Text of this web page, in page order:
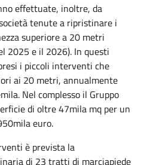
effettuate, inoltre, da
tenute a ripristinare i
superiore a 20 metri
2025 e il 2026). In questi
i piccoli interventi che
ai 20 metri, annualmente
Nel complesso il Gruppo
di oltre 47mila mq per un
euro.
è prevista la
di 23 tratti di marciapiede